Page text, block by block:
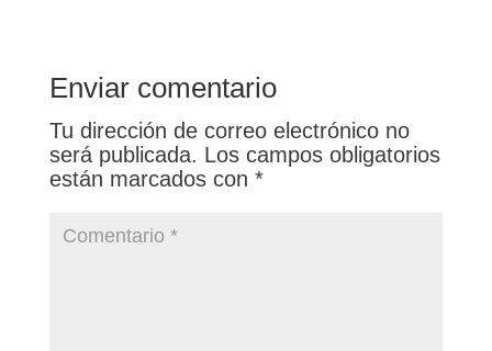
Enviar comentario
Tu dirección de correo electrónico no
será publicada. Los campos obligatorios
están marcados con *